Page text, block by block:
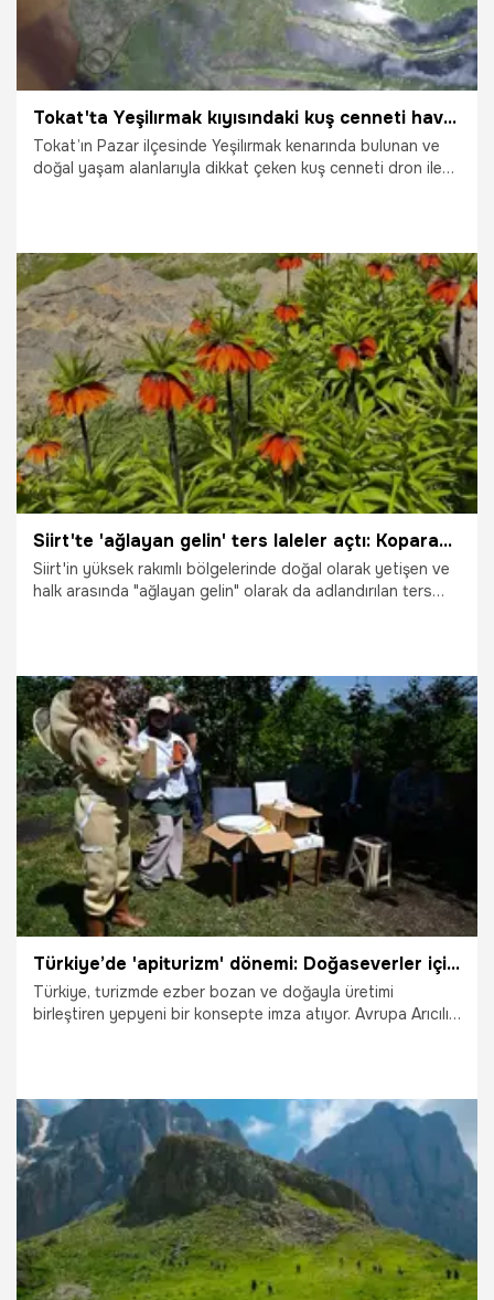
Tokat'ta Yeşilırmak kıyısındaki kuş cenneti havadan görüntülendi
Tokat’ın Pazar ilçesinde Yeşilırmak kenarında bulunan ve
doğal yaşam alanlarıyla dikkat çeken kuş cenneti dron ile
23.05.2026 Gündem
Siirt'te 'ağlayan gelin' ters laleler açtı: Koparan yandı, 700 bin lira cezası var
Siirt'in yüksek rakımlı bölgelerinde doğal olarak yetişen ve
halk arasında "ağlayan gelin" olarak da adlandırılan ters
19.05.2026 Gündem
Türkiye’de 'apiturizm' dönemi: Doğaseverler için 9 benzersiz arıcılık rotası kuruldu: Yeni bir turizm alanı doğuyor
Türkiye, turizmde ezber bozan ve doğayla üretimi
birleştiren yepyeni bir konsepte imza atıyor. Avrupa Arıcılık
projesi, Türkiye genelinde 9 özel rota ile meyvelerini verdi.
Hiçbiri arıcı olmayan doğaseverler, özel maskelerini takıp
kovan başına geçerek balın ve emeğin izini sürüyor.
19.05.2026 Gündem